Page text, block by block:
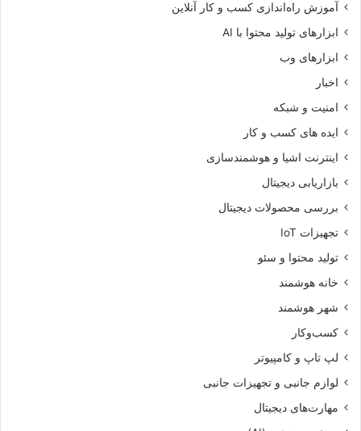
آموزش راه‌اندازی کسب و کار آنلاین
ابزارهای تولید محتوا با AI
ابزارهای وب
اخبار
امنیت و شبکه
ایده های کسب و کار
اینترنت اشیا و هوشمندسازی
بازاریابی دیجیتال
بررسی محصولات دیجیتال
تجهیزات IoT
تولید محتوا و سئو
خانه هوشمند
شهر هوشمند
کسب‌وکار
لپ تاپ و کامپیوتر
لوازم جانبی و تجهیزات جانبی
مهارت‌های دیجیتال